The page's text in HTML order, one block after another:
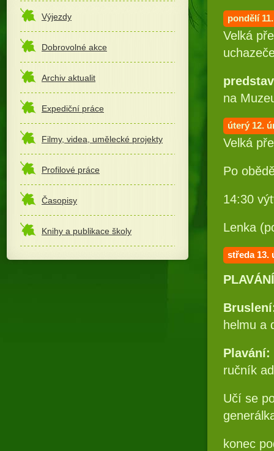
Výjezdy
Dobrovolné akce
Archiv aktualit
Expediční práce
Filmy, videa, umělecké projekty
Profilové práce
Časopisy
Knihy a publikace školy
pondělí
Velká
na
úterý 12.
Velká
Po
14:30
Lenka
středa 13.
helmu a
Plavání:
ručník
Učí se
konec